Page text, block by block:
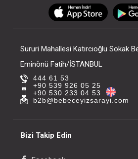
Sururi Mahallesi Katırcıoğlu Sokak
Eminönü Fatih/İSTANBUL
444 61 53
+90 539 926 05 25
+90 530 233 04 53
b2b@bebeceyizsarayi.com
Bizi Takip Edin